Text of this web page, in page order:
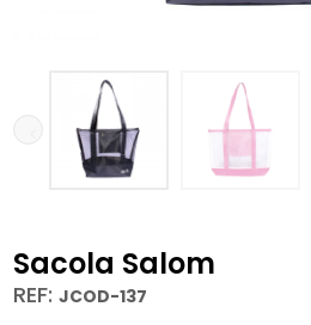
Sacola Salom
REF: JCOD-137